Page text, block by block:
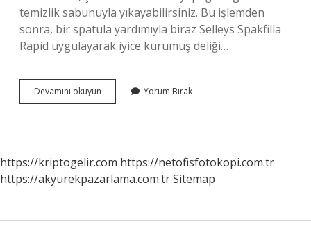
temizlik sabunuyla yıkayabilirsiniz. Bu işlemden
sonra, bir spatula yardımıyla biraz Selleys Spakfilla
Rapid uygulayarak iyice kurumuş deliği…
Devamını okuyun
Duvarda
Yorum Bırak
https://kriptogelir.com https://netofisfotokopi.com.tr
https://akyurekpazarlama.com.trSitemap